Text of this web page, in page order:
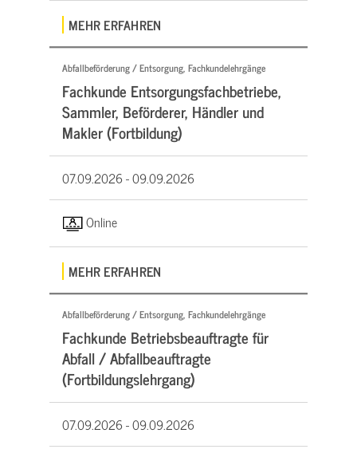
MEHR ERFAHREN
Abfallbeförderung / Entsorgung, Fachkundelehrgänge
Fachkunde Entsorgungsfachbetriebe,
Sammler, Beförderer, Händler und
Makler (Fortbildung)
07.09.2026 -09.09.2026
Online
MEHR ERFAHREN
Abfallbeförderung / Entsorgung, Fachkundelehrgänge
Fachkunde Betriebsbeauftragte für
Abfall / Abfallbeauftragte
(Fortbildungslehrgang)
07.09.2026 -09.09.2026